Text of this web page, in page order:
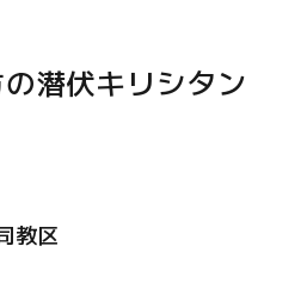
潜伏キリシタン
教区